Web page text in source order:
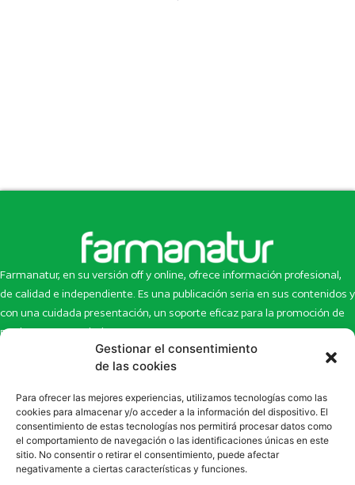
Gestionar el consentimiento
de las cookies
Para ofrecer las mejores experiencias, utilizamos tecnologías como las
cookies para almacenar y/o acceder a la información del dispositivo. El
consentimiento de estas tecnologías nos permitirá procesar datos como
el comportamiento de navegación o las identificaciones únicas en este
sitio. No consentir o retirar el consentimiento, puede afectar
negativamente a ciertas características y funciones.
Farmanatur, en su versión off y online, ofrece información profesional,
de calidad e independiente. Es una publicación seria en sus contenidos y
con una cuidada presentación, un soporte eficaz para la promoción de
productos y novedades.
Inicio
Newsletter
Eco Multimedia
Contacto
Artículos
Escaparate
Enlaces de interés
SUSCRÍBETE A NUESTRO NEWSLETTER